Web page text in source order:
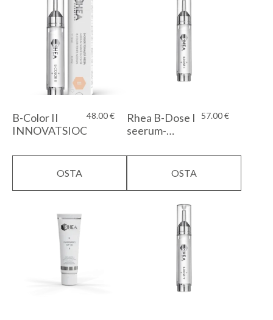
B-Color II
INNOVATSIOON!
48.00€
OSTA
Rhea B-Dose I
seerum-
57.00€
OSTA